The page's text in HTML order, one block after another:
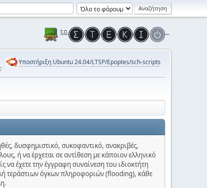
Υποστήριξη Ubuntu 24.04/LTSP/Epoptes/sch-scripts
δυσφημιστικό, συκοφαντικό, ανακριβές,
ή να έρχεται σε αντίθεση με κάποιον ελληνικό
να έχετε την έγγραφη συναίνεση του ιδιοκτήτη
τεράστιων όγκων πληροφοριών (flooding), κάθε